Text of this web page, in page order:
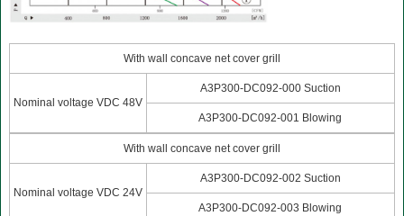
With wall concave net cover grill
Nominal voltage VDC 48V
A3P300-DC092-000 Suction
A3P300-DC092-001 Blowing
With wall concave net cover grill
Nominal voltage VDC 24V
A3P300-DC092-002 Suction
A3P300-DC092-003 Blowing